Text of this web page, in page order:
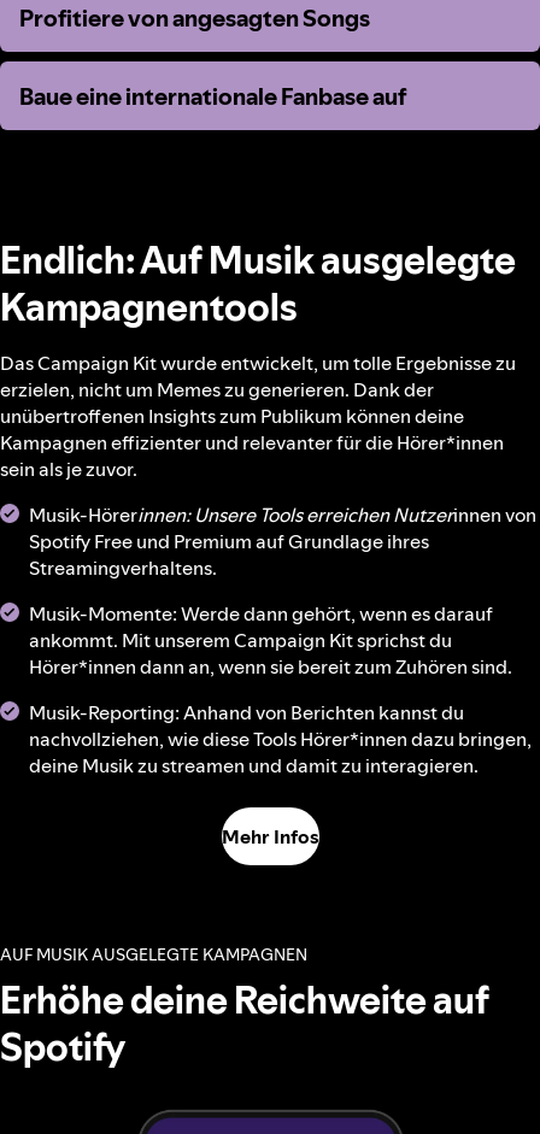
Profitiere von angesagten Songs
Profitiere von angesagten Songs
Baue eine internationale Fanbase auf
Baue eine internationale Fanbase auf
Endlich: Auf Musik ausgelegte
Kampagnentools
Das Campaign Kit wurde entwickelt, um tolle Ergebnisse zu
erzielen, nicht um Memes zu generieren. Dank der
unübertroffenen Insights zum Publikum können deine
Kampagnen effizienter und relevanter für die Hörer*innen
sein als je zuvor.
Musik-Hörerinnen: Unsere Tools erreichen Nutzerinnen von
Spotify Free und Premium auf Grundlage ihres
Streamingverhaltens.
Musik-Momente: Werde dann gehört, wenn es darauf
ankommt. Mit unserem Campaign Kit sprichst du
Hörer*innen dann an, wenn sie bereit zum Zuhören sind.
Musik-Reporting: Anhand von Berichten kannst du
nachvollziehen, wie diese Tools Hörer*innen dazu bringen,
deine Musik zu streamen und damit zu interagieren.
Mehr Infos
AUF MUSIK AUSGELEGTE KAMPAGNEN
Erhöhe deine Reichweite auf
Spotify